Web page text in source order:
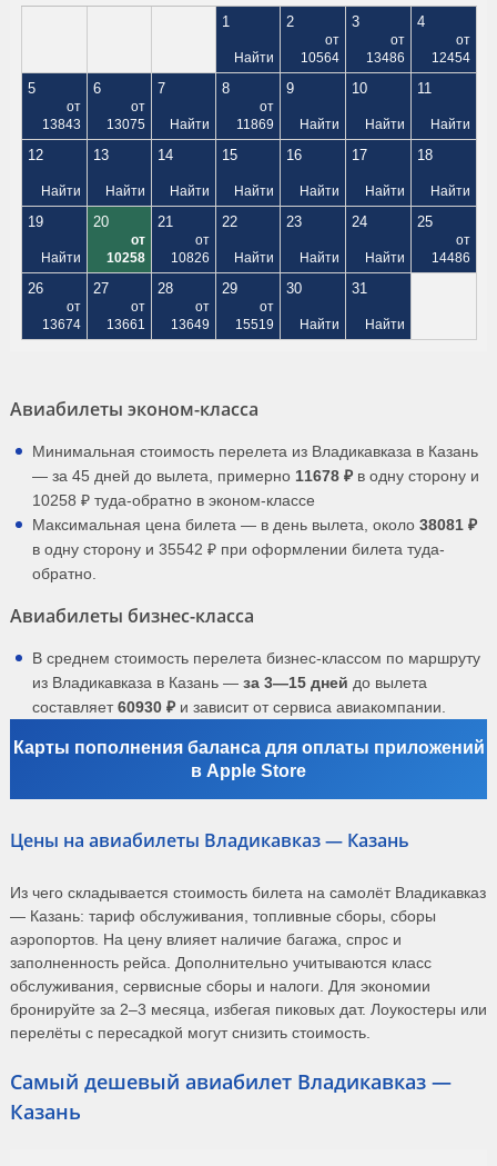
1
Найти
2
от
10564
3
от
13486
4
от
12454
5
от
13843
6
от
13075
7
Найти
8
от
11869
9
Найти
10
Найти
11
Найти
12
Найти
13
Найти
14
Найти
15
Найти
16
Найти
17
Найти
18
Найти
19
Найти
20
от
10258
21
от
10826
22
Найти
23
Найти
24
Найти
25
от
14486
26
от
13674
27
от
13661
28
от
13649
29
от
15519
30
Найти
31
Найти
Авиабилеты эконом-класса
Минимальная стоимость перелета из Владикавказа в Казань
— за 45 дней до вылета, примерно 11678 ₽ в одну сторону и
10258 ₽ туда-обратно в эконом-классе
Максимальная цена билета — в день вылета, около 38081 ₽
в одну сторону и 35542 ₽ при оформлении билета туда-
обратно.
Авиабилеты бизнес-класса
В среднем стоимость перелета бизнес-классом по маршруту
из Владикавказа в Казань — за 3—15 дней до вылета
составляет60930 ₽ и зависит от сервиса авиакомпании.
Карты пополнения баланса для оплаты приложений
в Apple Store
Цены на авиабилеты Владикавказ — Казань
Из чего складывается стоимость билета на самолёт Владикавказ
— Казань: тариф обслуживания, топливные сборы, сборы
аэропортов. На цену влияет наличие багажа, спрос и
заполненность рейса. Дополнительно учитываются класс
обслуживания, сервисные сборы и налоги. Для экономии
бронируйте за 2–3 месяца, избегая пиковых дат. Лоукостеры или
перелёты с пересадкой могут снизить стоимость.
Самый дешевый авиабилет Владикавказ —
Казань